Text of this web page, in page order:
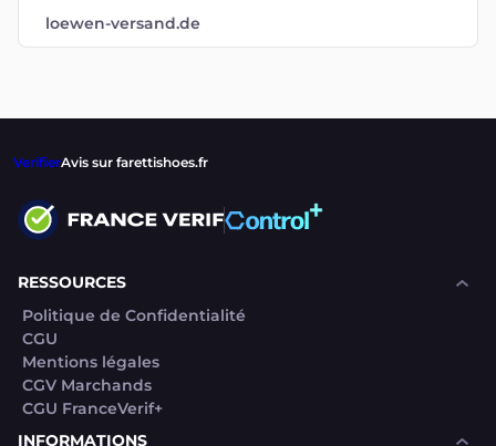
loewen-versand.de
VerifierAvis sur farettishoes.fr
RESSOURCES
Politique de Confidentialité
CGU
Mentions légales
CGV Marchands
CGU FranceVerif+
INFORMATIONS